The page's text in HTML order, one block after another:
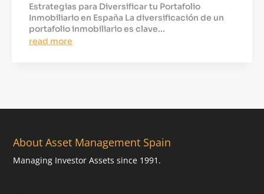
Estrategias para Diversificar tu Portafolio
Inmobiliario en España La diversificación de un
portafolio inmobiliario es clave...
read more
About Asset Management Spain
Managing Investor Assets since 1991.